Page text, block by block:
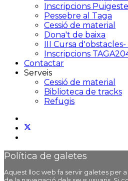
Inscripcions
Pessebre al Taga
Cessió de material
Dona't de baixa
III Cursa
Inscripcions
Contactar
Serveis
Cessió de material
Biblioteca de tracks
Refugis
Política de galetes
Aquest lloc web fa servir galetes per